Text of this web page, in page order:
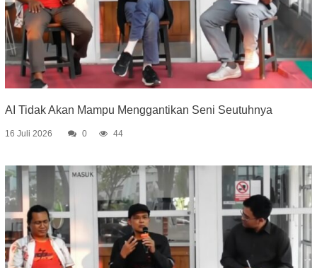
AI Tidak Akan Mampu Menggantikan Seni Seutuhnya
16 Juli 2026 0 44